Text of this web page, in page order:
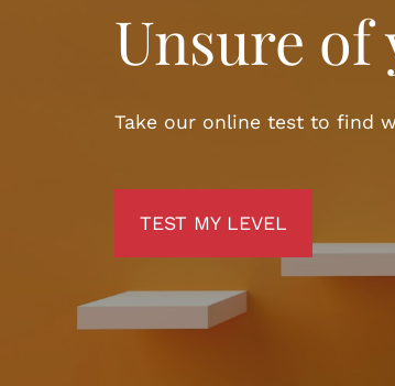
Unsure of
Take our online test to find
TEST MY LEVEL